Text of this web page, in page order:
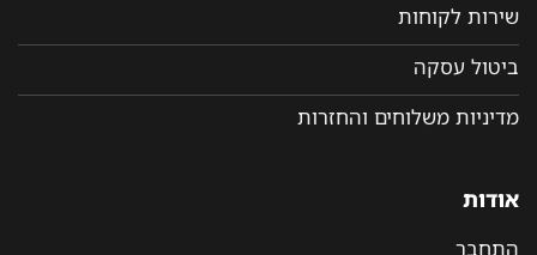
שירות לקוחות
ביטול עסקה
מדיניות משלוחים והחזרות
אודות
התחבר